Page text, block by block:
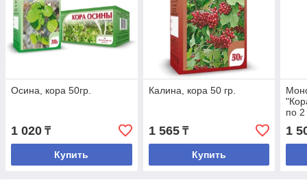
Осина, кора 50гр.
1 020 ₸
Купить
Калина, кора 50 гр.
1 565₸
Купить
по 2
1